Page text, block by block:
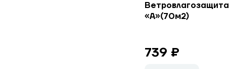
Ветровлагозащита
«А»(70м2)
739 ₽